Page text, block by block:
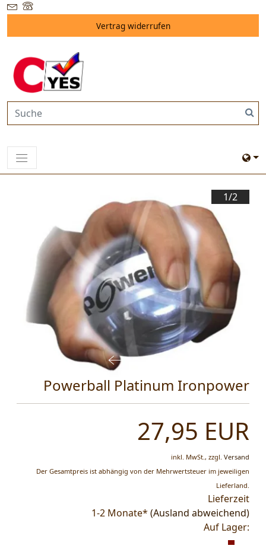
Vertrag widerrufen
1/2
Powerball Platinum Ironpower
27,95 EUR
inkl. MwSt., zzgl. Versand
Der Gesamtpreis ist abhängig von der Mehrwertsteuer im jeweiligen
Lieferland.
Lieferzeit
1-2 Monate* (Ausland abweichend)
Auf Lager: